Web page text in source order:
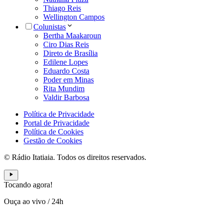
Thiago Reis
Wellington Campos
Colunistas
Bertha Maakaroun
Ciro Dias Reis
Direto de Brasília
Edilene Lopes
Eduardo Costa
Poder em Minas
Rita Mundim
Valdir Barbosa
Política de Privacidade
Portal de Privacidade
Política de Cookies
Gestão de Cookies
© Rádio Itatiaia. Todos os direitos reservados.
Tocando agora!
Ouça ao vivo / 24h